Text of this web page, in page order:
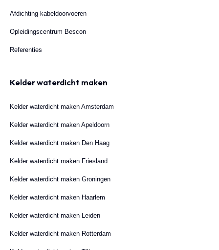
Afdichting kabeldoorvoeren
Opleidingscentrum Bescon
Referenties
Kelder waterdicht maken
Kelder waterdicht maken Amsterdam
Kelder waterdicht maken Apeldoorn
Kelder waterdicht maken Den Haag
Kelder waterdicht maken Friesland
Kelder waterdicht maken Groningen
Kelder waterdicht maken Haarlem
Kelder waterdicht maken Leiden
Kelder waterdicht maken Rotterdam